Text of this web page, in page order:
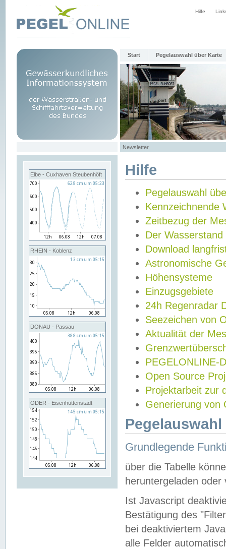
Hilfe
Start Pegelauswahl über Karte
Newsletter
Elbe - Cuxhaven Steubenhöft
RHEIN - Koblenz
DONAU - Passau
ODER - Eisenhüttenstadt
Hilfe
Pegelauswahl
Kennzeichnende
Zeitbezug der
Der Wasserstand
Download
Astronomische
Höhensysteme
Einzugsgebiete
24h Regenradar
Seezeichen von
Aktualität der
PEGELONLINE-
Open Source
Projektarbeit zur
Generierung von
Grundlegende
über die Tabelle
heruntergeladen oder
Ist Javascript
Bestätigung des
bei deaktiviertem
alle Felder